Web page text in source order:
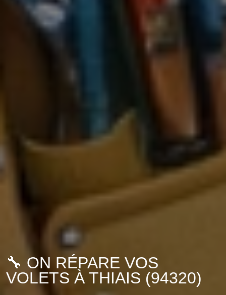
🔧 ON RÉPARE VOS
VOLETS À THIAIS (94320)